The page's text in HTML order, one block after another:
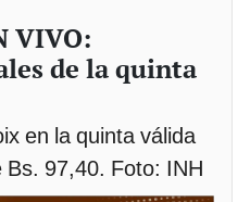
VIVO:
de la quinta
en la quinta válida
Bs. 97,40. Foto: INH